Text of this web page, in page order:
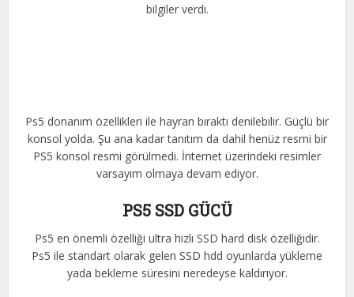
bilgiler verdi.
Ps5 donanım özellikleri ile hayran bıraktı denilebilir. Güçlü bir
konsol yolda. Şu ana kadar tanıtım da dahil henüz resmi bir
PS5 konsol resmi görülmedi. İnternet üzerindeki resimler
varsayım olmaya devam ediyor.
PS5 SSD GÜCÜ
Ps5 en önemli özelliği ultra hızlı SSD hard disk özelliğidir.
Ps5 ile standart olarak gelen SSD hdd oyunlarda yükleme
yada bekleme süresini neredeyse kaldırıyor.